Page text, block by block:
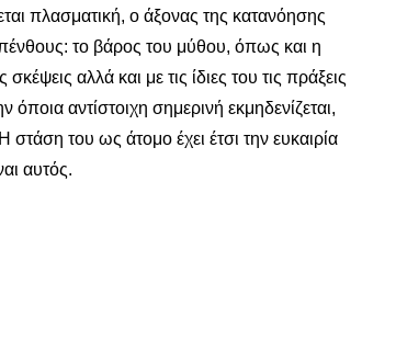
πλασματική, ο άξονας της κατανόησης
το βάρος του μύθου, όπως και η
αλλά και με τις ίδιες του τις πράξεις
αντίστοιχη σημερινή εκμηδενίζεται,
του ως άτομο έχει έτσι την ευκαιρία
αυτός.